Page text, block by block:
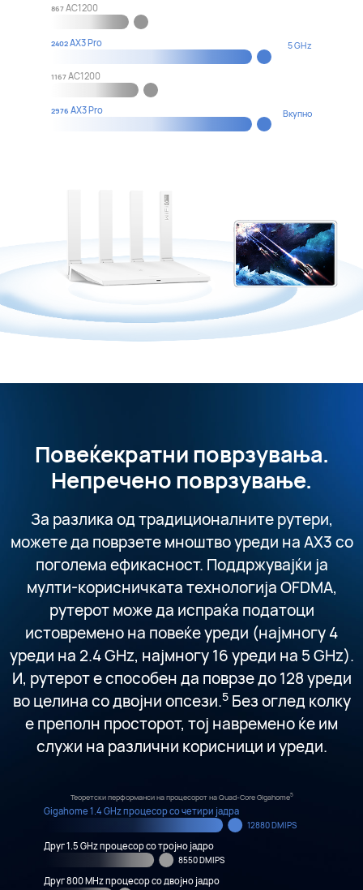
867AC1200
2402AX3 Pro 5 GHz
1167AC1200
2976 AX3 Pro Вкупно
Повеќекратни поврзувања.
Непречено поврзување.
За разлика од традиционалните рутери,
можете да поврзете мноштво уреди на AX3 со
поголема ефикасност. Поддржувајќи ја
мулти-корисничката технологија OFDMA,
рутерот може да испраќа податоци
истовремено на повеќе уреди (најмногу 4
уреди на 2.4 GHz, најмногу 16 уреди на 5 GHz).
И, рутерот е способен да поврзе до 128 уреди
во целина со двојни опсези.5Без оглед колку
е преполн просторот, тој навремено ќе им
служи на различни корисници и уреди.
Теоретски перформанси на процесорот на Quad-Core Gigahome5
Gigahome 1.4 GHz процесор со четири јадра
12880 DMIPS
Друг 1.5 GHz процесор со тројно јадро
8550 DMIPS
Друг 800 MHz процесор со двојно јадро